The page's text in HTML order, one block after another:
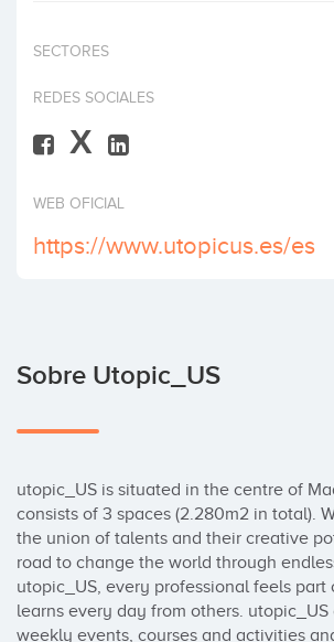
SECTORES
REDES SOCIALES
X
WEB OFICIAL
https://www.utopicus.es/es
Sobre Utopic_US
utopic_US is situated in the centre of
consists of 3 spaces (2.280m2 in total).
the union of talents and their creative
road to change the world through
utopic_US, every professional feels part
learns every day from others. utopic_US
weekly events, courses and activities